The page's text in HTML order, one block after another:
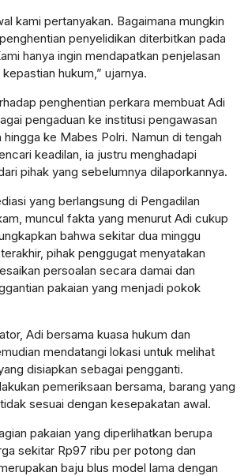
kami pertanyakan. Bagaimana mungkin
penyelidikan diterbitkan pada
hanya ingin mendapatkan penjelasan
hukum,” ujarnya.
penghentian perkara membuat Adi
pengaduan ke institusi pengawasan
hingga ke Mabes Polri. Namun di tengah
keadilan, ia justru menghadapi
pihak yang sebelumnya dilaporkannya.
yang berlangsung di Pengadilan
muncul fakta yang menurut Adi cukup
bahwa sekitar dua minggu
pihak penggugat menyatakan
persoalan secara damai dan
pakaian yang menjadi pokok
Adi bersama kuasa hukum dan
mendatangi lokasi untuk melihat
disiapkan sebagai pengganti.
pemeriksaan bersama, barang yang
sesuai dengan kesepakatan awal.
pakaian yang diperlihatkan berupa
sekitar Rp97 ribu per potong dan
baju blus model lama dengan